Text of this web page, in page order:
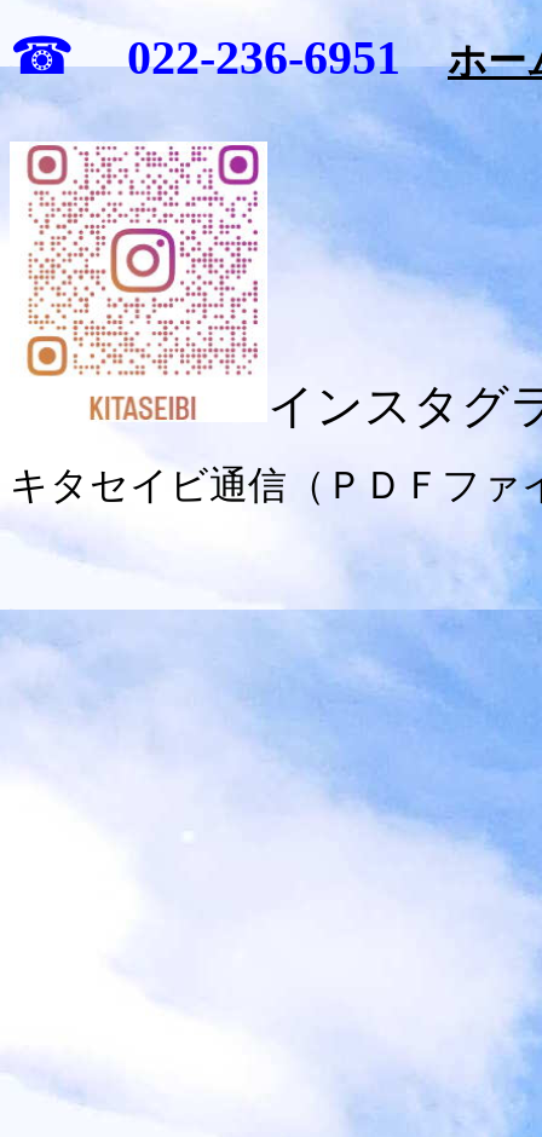
☎022-236-6951 ホー
インスタグ
キタセイビ通信（ＰＤＦファ